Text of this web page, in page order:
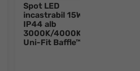
Spot LED
incastrabil 15W
IP44 alb
3000K/4000K
Uni-Fit Baffle™